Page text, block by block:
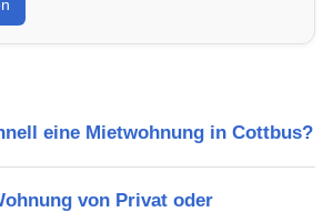
Schulen,
und Mietpreise.
eine Mietwohnung in Cottbus?
von Privat oder